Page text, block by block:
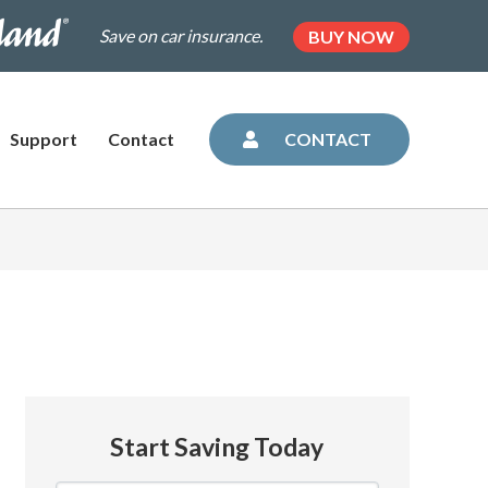
landing-
Save on car insurance. BUY NOW(OPENS
TAB)
Support Contact CONTACT
Start Saving Today